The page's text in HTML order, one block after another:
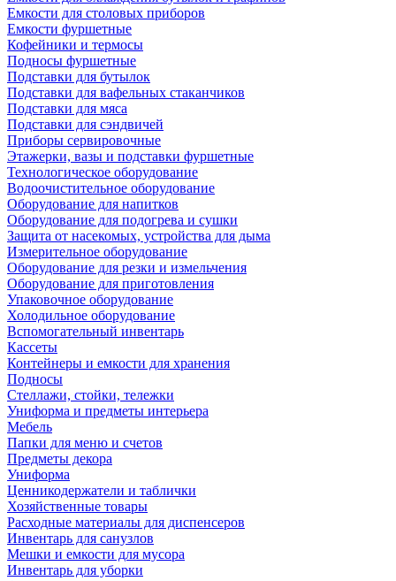
Емкости для столовых приборов
Емкости фуршетные
Кофейники и термосы
Подносы фуршетные
Подставки для бутылок
Подставки для вафельных стаканчиков
Подставки для мяса
Подставки для сэндвичей
Приборы сервировочные
Этажерки, вазы и подставки фуршетные
Технологическое оборудование
Водоочистительное оборудование
Оборудование для напитков
Оборудование для подогрева и сушки
Защита от насекомых, устройства для дыма
Измерительное оборудование
Оборудование для резки и измельчения
Оборудование для приготовления
Упаковочное оборудование
Холодильное оборудование
Вспомогательный инвентарь
Кассеты
Контейнеры и емкости для хранения
Подносы
Стеллажи, стойки, тележки
Униформа и предметы интерьера
Мебель
Папки для меню и счетов
Предметы декора
Униформа
Ценникодержатели и таблички
Хозяйственные товары
Расходные материалы для диспенсеров
Инвентарь для санузлов
Мешки и емкости для мусора
Инвентарь для уборки